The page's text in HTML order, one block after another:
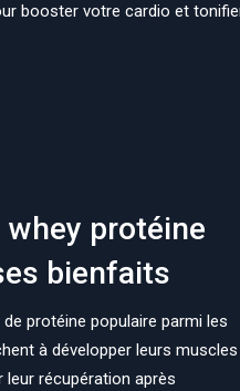
booster votre cardio et
whey protéine
bienfaits
protéine populaire parmi les
à développer leurs muscles
récupération après